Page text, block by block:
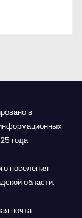
в
года.
поселения
области.
почта: